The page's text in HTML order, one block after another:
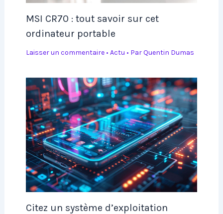
MSI CR70 : tout savoir sur cet
ordinateur portable
Laisser un commentaire • Actu • ParQuentin Dumas
Citez un système d’exploitation